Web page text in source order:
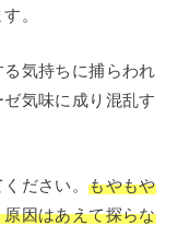
。
気持ちに捕らわれ
気味に成り混乱す
ださい。もやもや
因はあえて探らな